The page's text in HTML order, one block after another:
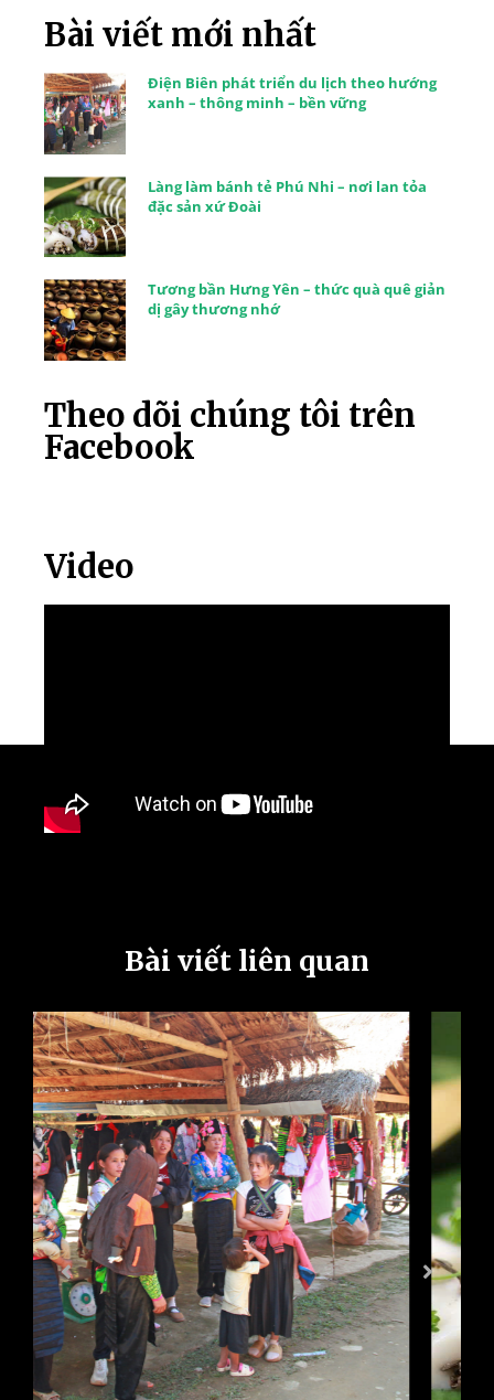
Bài viết mới nhất
Điện Biên phát triển du lịch theo hướng
xanh – thông minh – bền vững
Làng làm bánh tẻ Phú Nhi – nơi lan tỏa
đặc sản xứ Đoài
Tương bần Hưng Yên – thức quà quê giản
dị gây thương nhớ
Theo dõi chúng tôi trên
Facebook
Video
Bài viết liên quan